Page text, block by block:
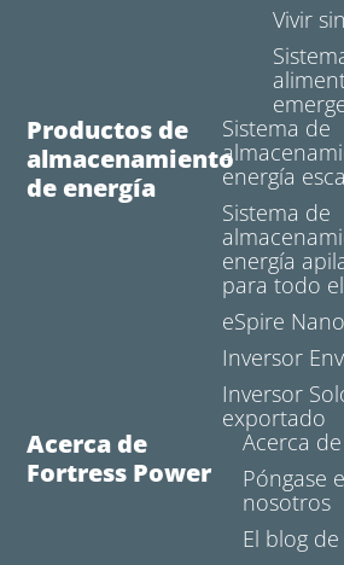
Vivir
Productos de
almacenamiento
de energía
Sistema de
energía
Sistema de
energía
para todo
eSpire Nano
Inversor
Inversor
exportado
Acerca de
Fortress Power
Acerca
Póngase
nosotros
El blog